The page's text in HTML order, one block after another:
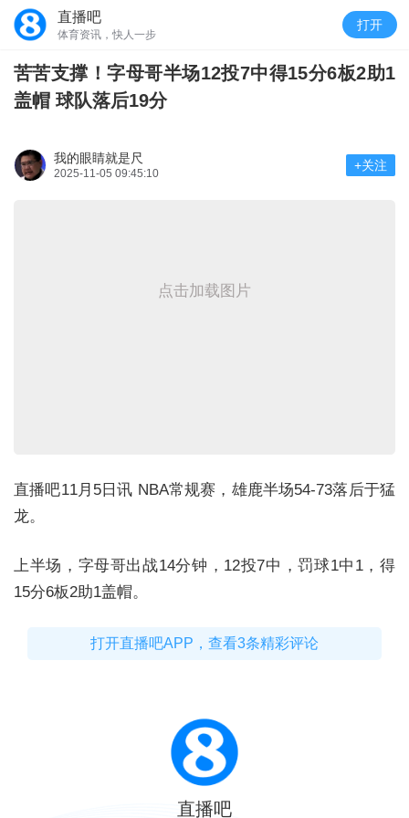
直播吧
体育资讯，快人一步
打开
苦苦支撑！字母哥半场12投7中得15分6板2助1
盖帽 球队落后19分
我的眼睛就是尺
2025-11-05 09:45:10
+关注
点击加载图片
直播吧11月5日讯 NBA常规赛，雄鹿半场54-73落后于猛
龙。
上半场，字母哥出战14分钟，12投7中，罚球1中1，得
15分6板2助1盖帽。
打开直播吧APP，查看3条精彩评论
直播吧